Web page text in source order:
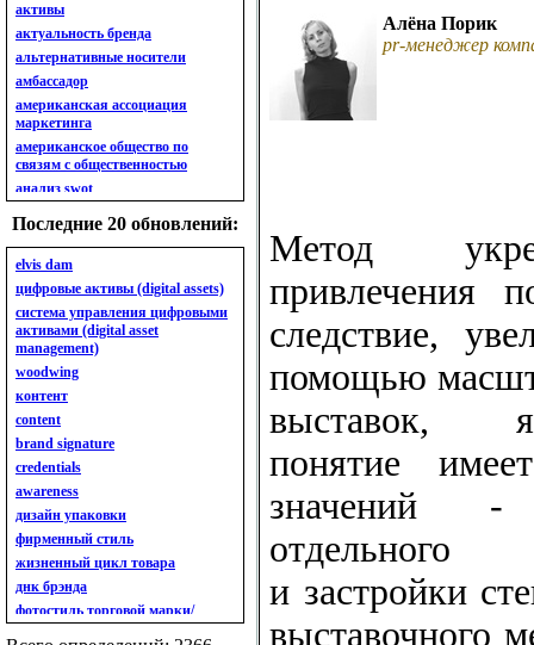
активы
актуальность бренда
альтернативные носители
амбассадор
американская ассоциация
маркетинга
американское общество по
связям с общественностью
анализ swot
анализ бизнес-портфеля
анализ имиджа
анализ кластерный
анализ конкурентов
анализ кросс-культурных
особенностей
анализ мак кинси «7s»
анализ макросистемы
анализ маркетинговый
анализ рынка
анализ ситуационный
анализ экспертный
индивидуальный
анкета
ассортимент
ассортимент товарный.
планирование товарного
ассортимента
ассортимент. глубина
Последние 20 обновлений:
elvis dam
цифровые активы (digital assets)
система управления цифровыми
активами (digital asset
management)
woodwing
контент
content
brand signature
credentials
awareness
дизайн упаковки
фирменный стиль
жизненный цикл товара
днк брэнда
фотостиль торговой марки/
линейки продукции
Алёна Порик
pr-менеджер
Метод
привлечения
следствие,
помощью
выставок,
понятие
значений -
и застройки
выставочного